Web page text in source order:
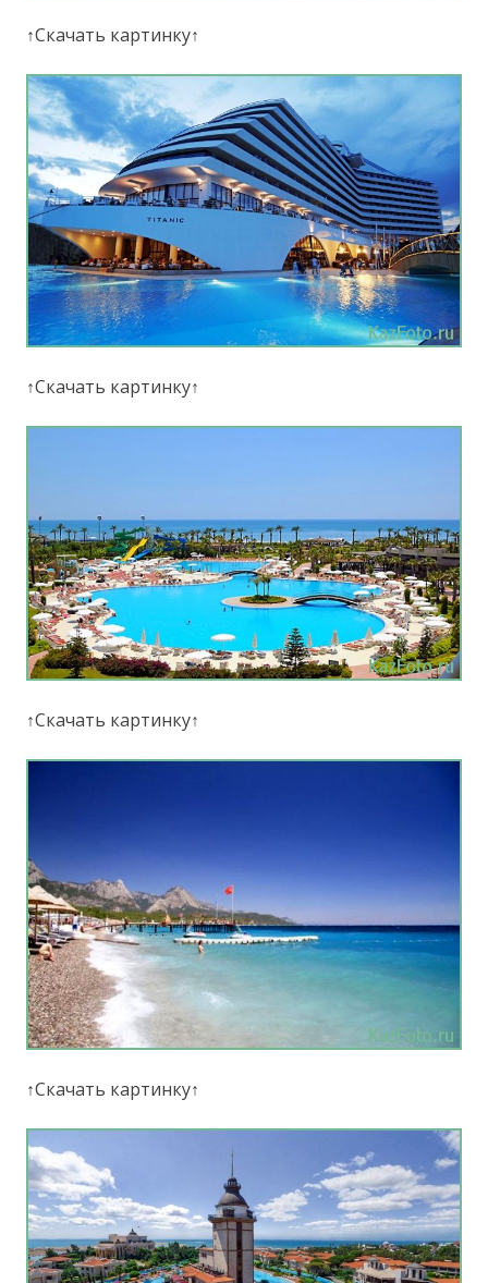
↑Скачать картинку↑
↑Скачать картинку↑
↑Скачать картинку↑
↑Скачать картинку↑